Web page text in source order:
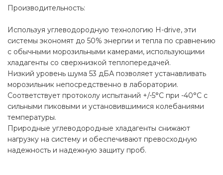
Производительность:
Используя углеводородную технологию H-drive, эти
системы экономят до 50% энергии и тепла по сравнению
с обычными морозильными камерами, использующими
хладагенты со сверхнизкой теплопередачей.
Низкий уровень шума 53 дБА позволяет устанавливать
морозильник непосредственно в лаборатории.
Соответствует протоколу испытаний +/-5°C при -40°C с
сильными пиковыми и установившимися колебаниями
температуры.
Природные углеводородные хладагенты снижают
нагрузку на систему и обеспечивают превосходную
надежность и надежную защиту проб.